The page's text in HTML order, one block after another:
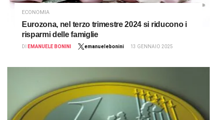
ECONOMIA
Eurozona, nel terzo trimestre 2024 si riducono i
risparmi delle famiglie
DI EMANUELE BONINI emanuelebonini 13 GENNAIO 2025